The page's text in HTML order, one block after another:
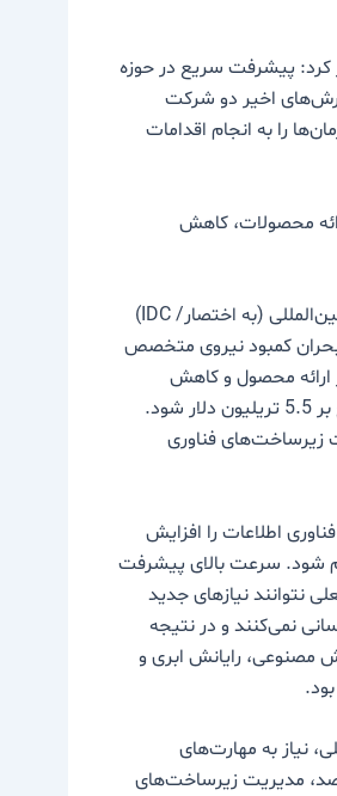
کرد: پیشرفت سریع در حوزه
اخیر دو شرکت
را به انجام اقدامات
محصولات، کاهش
این کارشناس فناوری و تحول دیجیتال گفت: شرکت پژوهشی‌ داده‌های بین‌المللی (به اختصار/ IDC)
سطح جهان با بحران کمبود نیروی متخصص
ارائه محصول و کاهش
قابلیت رقابتی و از دست دادن کسب‌و‌کار، منجر به خسارت هنگفتی بالغ بر 5.5 تریلیون دلار شود.
زیرساخت‌های فناوری
اطلاعات را افزایش
شود. سرعت بالای پیشرفت
نتوانند نیازهای جدید
نمی‌کنند و در نتیجه
مصنوعی، رایانش ابری و
نیاز به مهارت‌های
حوزه‌های مختلف به این شرح است؛ هوش مصنوعی: 38 درصد، مدیریت زیرساخت‌های